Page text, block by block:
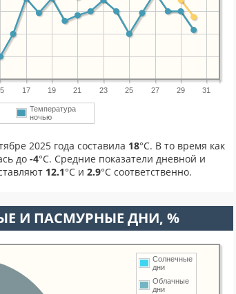
17 19 21 23 25 27 29 31
Температура
ночью
2025 года составила 18°С. В то время как
до -4°C. Средние показатели дневной и
12.1°С и 2.9°С соответственно.
И ПАСМУРНЫЕ ДНИ, %
Солнечные
дни
Облачные
дни